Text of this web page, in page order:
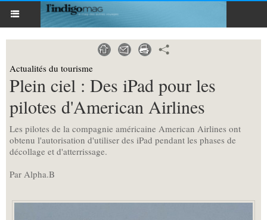
Actualités du tourisme
Plein ciel : Des iPad pour les
pilotes d'American Airlines
Les pilotes de la compagnie américaine American Airlines ont
obtenu l'autorisation d'utiliser des iPad pendant les phases de
décollage et d'atterrissage.
Par Alpha.B